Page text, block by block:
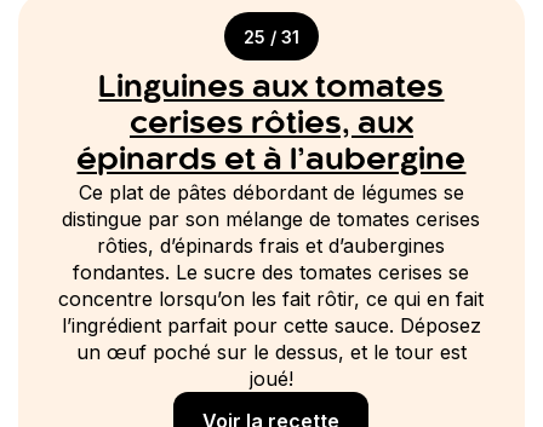
25 / 31
Linguines aux tomates
cerises rôties, aux
épinards et à l’aubergine
Ce plat de pâtes débordant de légumes se
distingue par son mélange de tomates cerises
rôties, d’épinards frais et d’aubergines
fondantes. Le sucre des tomates cerises se
concentre lorsqu’on les fait rôtir, ce qui en fait
l’ingrédient parfait pour cette sauce. Déposez
un œuf poché sur le dessus, et le tour est
joué!
Voir la recette